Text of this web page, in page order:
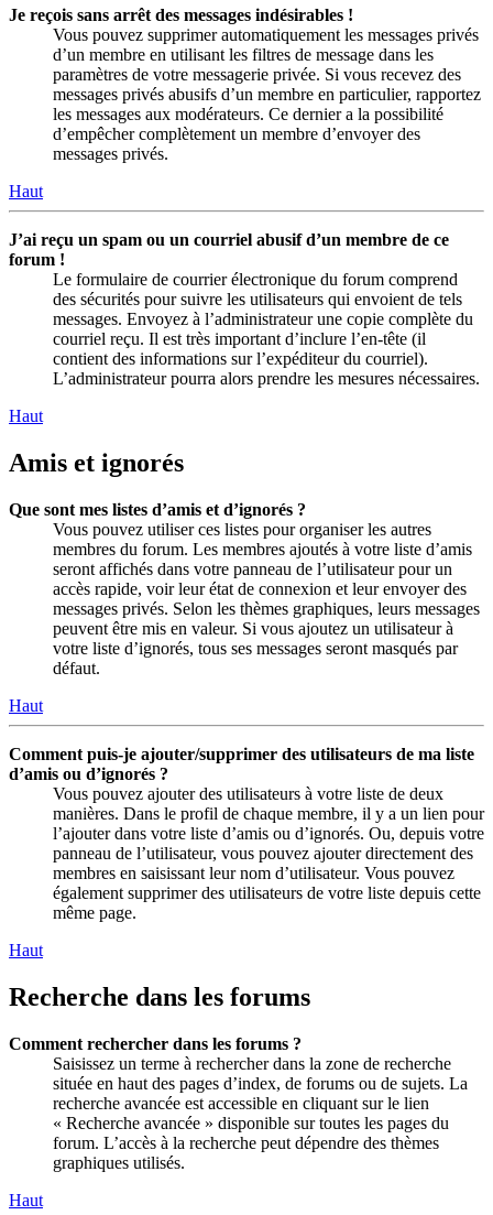
Je reçois sans arrêt des messages indésirables !
Vous pouvez supprimer automatiquement les messages privés
d’un membre en utilisant les filtres de message dans les
paramètres de votre messagerie privée. Si vous recevez des
messages privés abusifs d’un membre en particulier, rapportez
les messages aux modérateurs. Ce dernier a la possibilité
d’empêcher complètement un membre d’envoyer des
messages privés.
Haut
J’ai reçu un spam ou un courriel abusif d’un membre de ce
forum !
Le formulaire de courrier électronique du forum comprend
des sécurités pour suivre les utilisateurs qui envoient de tels
messages. Envoyez à l’administrateur une copie complète du
courriel reçu. Il est très important d’inclure l’en-tête (il
contient des informations sur l’expéditeur du courriel).
L’administrateur pourra alors prendre les mesures nécessaires.
Haut
Amis et ignorés
Que sont mes listes d’amis et d’ignorés ?
Vous pouvez utiliser ces listes pour organiser les autres
membres du forum. Les membres ajoutés à votre liste d’amis
seront affichés dans votre panneau de l’utilisateur pour un
accès rapide, voir leur état de connexion et leur envoyer des
messages privés. Selon les thèmes graphiques, leurs messages
peuvent être mis en valeur. Si vous ajoutez un utilisateur à
votre liste d’ignorés, tous ses messages seront masqués par
défaut.
Haut
Comment puis-je ajouter/supprimer des utilisateurs de ma liste
d’amis ou d’ignorés ?
Vous pouvez ajouter des utilisateurs à votre liste de deux
manières. Dans le profil de chaque membre, il y a un lien pour
l’ajouter dans votre liste d’amis ou d’ignorés. Ou, depuis votre
panneau de l’utilisateur, vous pouvez ajouter directement des
membres en saisissant leur nom d’utilisateur. Vous pouvez
également supprimer des utilisateurs de votre liste depuis cette
même page.
Haut
Recherche dans les forums
Comment rechercher dans les forums ?
Saisissez un terme à rechercher dans la zone de recherche
située en haut des pages d’index, de forums ou de sujets. La
recherche avancée est accessible en cliquant sur le lien
« Recherche avancée » disponible sur toutes les pages du
forum. L’accès à la recherche peut dépendre des thèmes
graphiques utilisés.
Haut